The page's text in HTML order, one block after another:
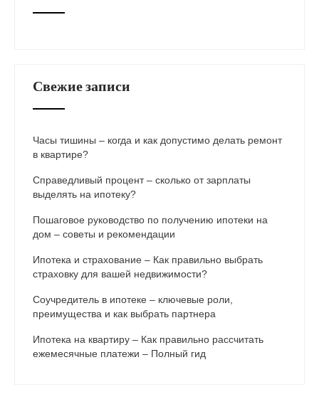
Свежие записи
Часы тишины – когда и как допустимо делать ремонт
в квартире?
Справедливый процент – сколько от зарплаты
выделять на ипотеку?
Пошаговое руководство по получению ипотеки на
дом – советы и рекомендации
Ипотека и страхование – Как правильно выбрать
страховку для вашей недвижимости?
Соучредитель в ипотеке – ключевые роли,
преимущества и как выбрать партнера
Ипотека на квартиру – Как правильно рассчитать
ежемесячные платежи – Полный гид